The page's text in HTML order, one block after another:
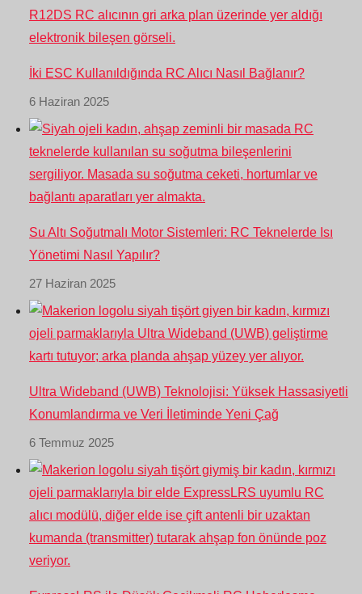
İki ESC Kullanıldığında RC Alıcı Nasıl Bağlanır?
6 Haziran 2025
Su Altı Soğutmalı Motor Sistemleri: RC Teknelerde Isı
Yönetimi Nasıl Yapılır?
27 Haziran 2025
Ultra Wideband (UWB) Teknolojisi: Yüksek Hassasiyetli
Konumlandırma ve Veri İletiminde Yeni Çağ
6 Temmuz 2025